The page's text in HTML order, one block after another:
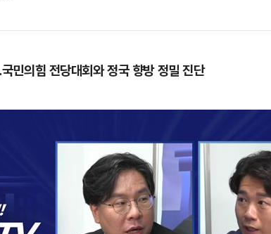
민의힘 전당대회와 정국 향방 정밀 진단